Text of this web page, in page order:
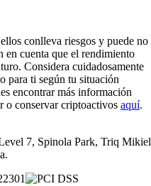
conlleva riesgos y puede no
en cuenta que el rendimiento
Considera cuidadosamente
para ti según tu situación
encontrar más información
o conservar criptoactivos aquí.
7, Spinola Park, Triq Mikiel